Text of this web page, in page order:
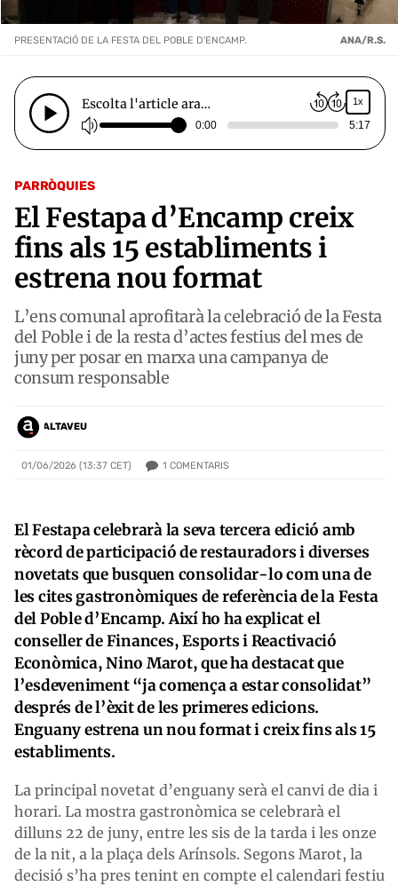
PARRÒQUIES
El Festapa d’Encamp creix
fins als 15 establiments i
estrena nou format
L’ens comunal aprofitarà la celebració de la Festa
del Poble i de la resta d’actes festius del mes de
juny per posar en marxa una campanya de
consum responsable
ALTAVEU
01/06/2026 (13:37 CET) 1 COMENTARIS
PRESENTACIÓ DE LA FESTA DEL POBLE D'ENCAMP. ANA/R.S.
Escolta l'article ara… 1x
0:00 5:17
El Festapa celebrarà la seva tercera edició amb
rècord de participació de restauradors i diverses
novetats que busquen consolidar-lo com una de
les cites gastronòmiques de referència de la Festa
del Poble d’Encamp. Així ho ha explicat el
conseller de Finances, Esports i Reactivació
Econòmica, Nino Marot, que ha destacat que
l’esdeveniment “ja comença a estar consolidat”
després de l’èxit de les primeres edicions.
Enguany estrena un nou format i creix fins als 15
establiments.
La principal novetat d’enguany serà el canvi de dia i
horari. La mostra gastronòmica se celebrarà el
dilluns 22 de juny, entre les sis de la tarda i les onze
de la nit, a la plaça dels Arínsols. Segons Marot, la
decisió s’ha pres tenint en compte el calendari festiu